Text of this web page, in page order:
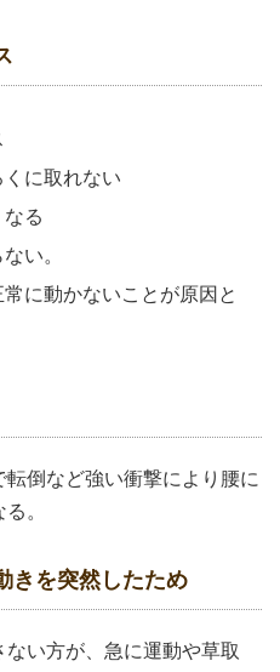
に取れない
る
い。
に動かないことが原因と
倒など強い衝撃により腰に
。
きを突然したため
い方が、急に運動や草取